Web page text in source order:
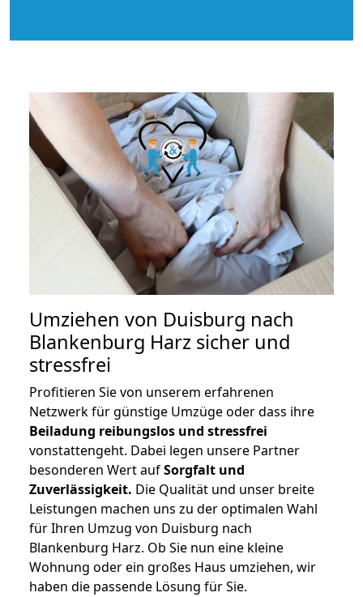
Umziehen von Duisburg nach
Blankenburg Harz sicher und
stressfrei
Profitieren Sie von unserem erfahrenen
Netzwerk für günstige Umzüge oder dass ihre
Beiladung reibungslos und stressfrei
vonstattengeht. Dabei legen unsere Partner
besonderen Wert aufSorgfalt und
Zuverlässigkeit. Die Qualität und unser breite
Leistungen machen uns zu der optimalen Wahl
für Ihren Umzug von Duisburg nach
Blankenburg Harz. Ob Sie nun eine kleine
Wohnung oder ein großes Haus umziehen, wir
haben die passende Lösung für Sie.